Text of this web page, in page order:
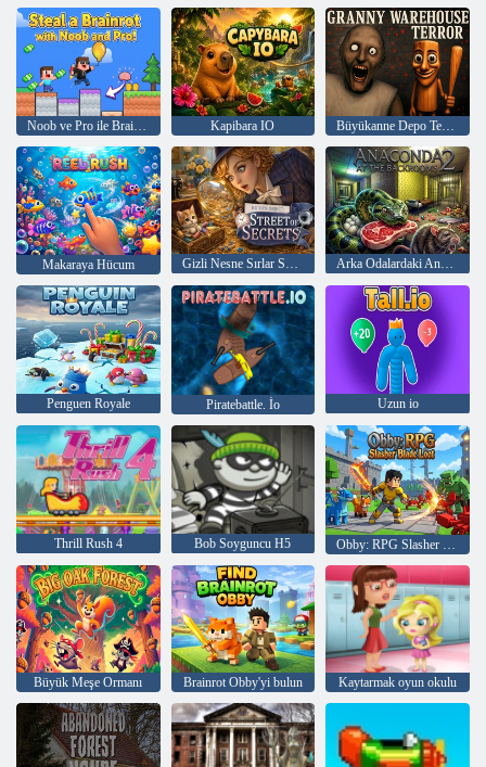
Kapibara IO
Makaraya Hücum Gizli Nesne Sırlar Sokağı Arka Odalardaki Anakonda 2
Penguen Royale Piratebattle. İo Uzun io
Thrill Rush 4 Bob Soyguncu H5 Obby: RPG Slasher Blade Ganimet
Büyük Meşe Ormanı Brainrot Obby'yi bulun Kaytarmak oyun okulu